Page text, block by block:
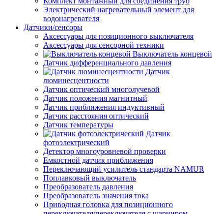
Электрический нагревательный элемент для
водонагревателя
Датчики/сенсоры
Аксессуары для позиционного выключателя
Аксессуары для сенсорной техники
Выключатель концевой
Датчик дифференциального давления
Датчик
люминесцентности
Датчик оптический многолучевой
Датчик положения магнитный
Датчик приближения индуктивный
Датчик расстояния оптический
Датчик температуры
Датчик
фотоэлектрический
Детектор многоуровневой проверки
Емкостной датчик приближения
Переключающий усилитель стандарта NAMUR
Поплавковый выключатель
Преобразователь давления
Преобразователь значения тока
Приводная головка для позиционного